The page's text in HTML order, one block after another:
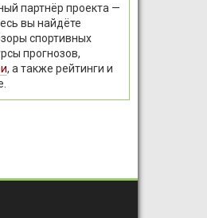
партнёр проекта —
вы найдёте
спортивных
прогнозов,
, а также рейтинги и